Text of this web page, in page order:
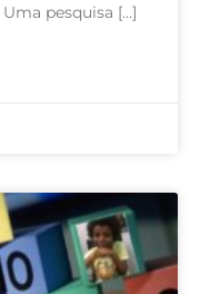
pesquisa […]